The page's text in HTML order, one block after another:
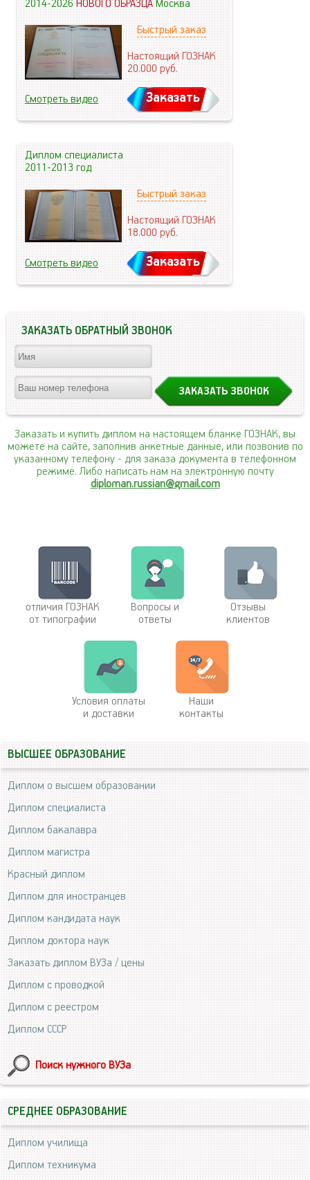
2014-2026НОВОГО ОБРАЗЦАМосква
Быстрый заказ
Настоящий ГОЗНАК
20.000руб.
Смотреть видео Заказать
Диплом специалиста
2011-2013 год
Быстрый заказ
Настоящий ГОЗНАК
18.000руб.
Смотреть видео Заказать
ЗАКАЗАТЬ ОБРАТНЫЙ ЗВОНОК
Заказать и купить диплом на настоящем бланке ГОЗНАК, вы
можете на сайте, заполнив анкетные данные, или позвонив по
указанному телефону - для заказа документа в телефонном
режиме. Либо написать нам на электронную почту
diploman.russian@gmail.com
отличия ГОЗНАК
от типографии
Вопросы и
ответы
Отзывы
клиентов
Условия оплаты
и доставки
Наши
контакты
ВЫСШЕЕ ОБРАЗОВАНИЕ
Диплом о высшем образовании
Диплом специалиста
Диплом бакалавра
Диплом магистра
Красный диплом
Диплом для иностранцев
Диплом кандидата наук
Диплом доктора наук
Заказать диплом ВУЗа / цены
Диплом с проводкой
Диплом с реестром
Диплом СССР
Поиск нужного ВУЗа
СРЕДНЕЕ ОБРАЗОВАНИЕ
Диплом училища
Диплом техникума